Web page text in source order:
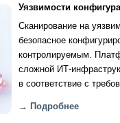
Уязвимости
Сканирование на
безопасное
контролируемым.
сложной ИТ-
в соответствие с
→ Подробнее